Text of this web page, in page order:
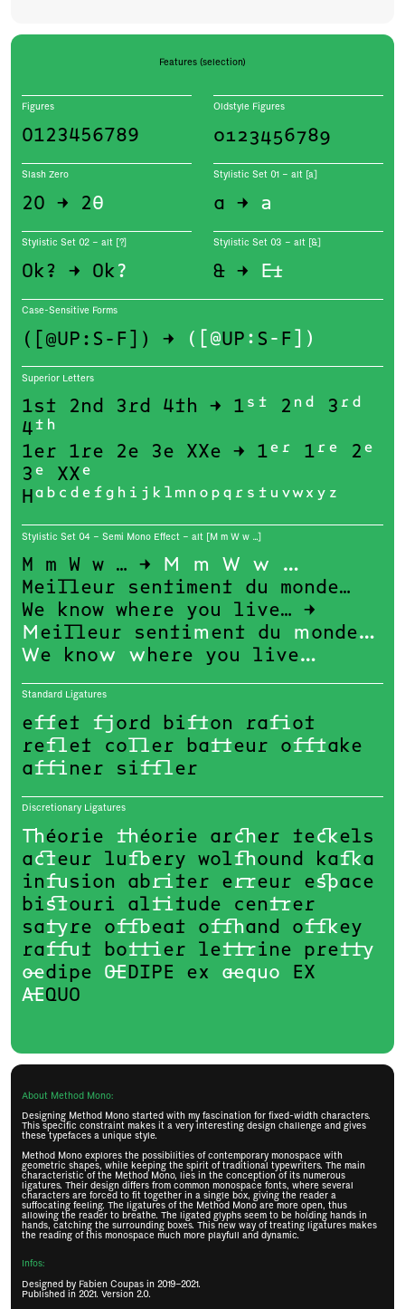
Features (selection)
Figures
0123456789
Oldstyle Figures
0123456789
Slash Zero
20 → 20
Stylistic Set 01 – alt [a]
a → a
Stylistic Set 02 – alt [?]
Ok? → Ok ?
Stylistic Set 03 – alt [&]
& → &
Case-Sensitive Forms
([@UP:S-F]) → ([@UP : S - F ])
Superior Letters
1st 2nd 3rd 4th → 1st 2 nd 3rd
4th
1er 1re 2e 3e XXe → 1er 1re 2e
3e XXe
H abcdefghijklmnopqrstuvwxyz
Stylistic Set 04 – Semi Mono Effect – alt [M m W w …]
M m W w … →
M m W w …
Meilleur sentiment du monde…
We know where you live… →
M eilleur sentiment du monde…
We know w here you live…
Standard Ligatures
effet fjord bifton rafiot
reflet coller batteur offtake
affiner siffler
Discretionary Ligatures
Théorie théorie archer teckels
acteur lufbery wolfhound kafka
infusion abriter erreur espace
bistouri altitude centrer
satyre offbeat offhand offkey
raffut bottier lettrine pretty
œdipe Œ DIPE ex æquo EX
ÆQUO
About Method Mono:
Designing Method Mono started with my fascination for fixed-width characters.
This specific constraint makes it a very interesting design challenge and gives
these typefaces a unique style.
Method Mono explores the possibilities of contemporary monospace with
geometric shapes, while keeping the spirit of traditional typewriters. The main
characteristic of the Method Mono, lies in the conception of its numerous
ligatures. Their design differs from common monospace fonts, where several
characters are forced to fit together in a single box, giving the reader a
suffocating feeling. The ligatures of the Method Mono are more open, thus
allowing the reader to breathe. The ligated glyphs seem to be holding hands in
hands, catching the surrounding boxes. This new way of treating ligatures makes
the reading of this monospace much more playfull and dynamic.
Infos:
Designed by Fabien Coupas in 2019–2021.
Published in 2021. Version 2.0.